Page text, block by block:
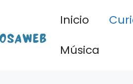
Inicio
Música